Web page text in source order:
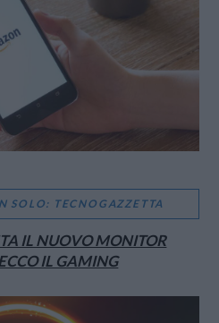
SOLO: TECNOGAZZETTA
IL NUOVO MONITOR
IL GAMING